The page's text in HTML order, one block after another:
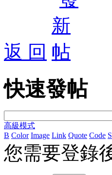
返 回
快速發帖
高級模式
B Color Image Link Quote Code
您需要登錄